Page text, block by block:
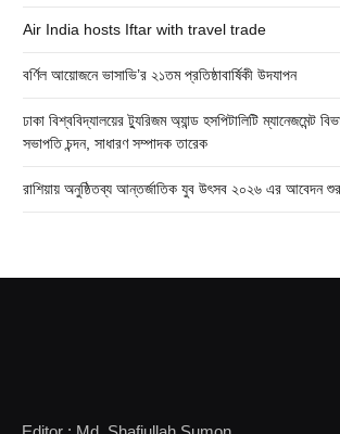
Air India hosts Iftar with travel trade
বর্ণিল আয়োজনে ভাসাভি’র ২১তম প্রতিষ্ঠাবার্ষিকী উদযাপন
ঢাকা বিশ্ববিদ্যালয়ের ট্যুরিজম অ্যান্ড হসপিটালিটি ম্যানেজমেন্ট
সভাপতি চন্দন, সাধারণ সম্পাদক তারেক
রাশিয়ায় অনুষ্ঠিতব্য আন্তর্জাতিক যুব উৎসব ২০২৬ এর আবেদন